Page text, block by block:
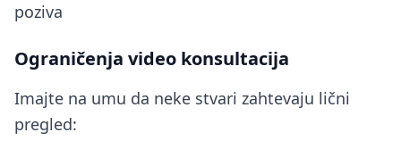
poziva
Ograničenja video konsultacija
Imajte na umu da neke stvari zahtevaju lični
pregled: